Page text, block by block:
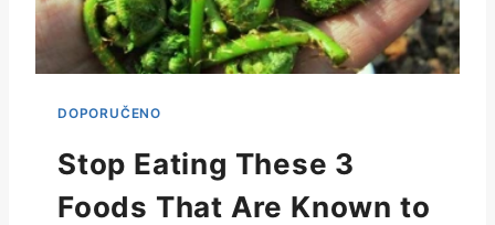
Stop Eating These 3
Foods That Are Known to